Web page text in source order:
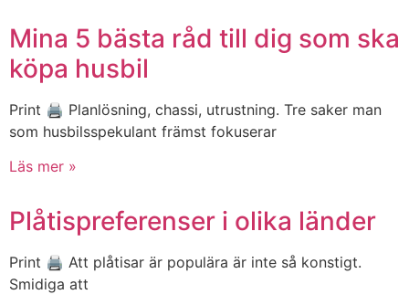
Mina 5 bästa råd till dig som ska
köpa husbil
Print 🖨 Planlösning, chassi, utrustning. Tre saker man
som husbilsspekulant främst fokuserar
Läs mer »
Plåtispreferenser i olika länder
Print 🖨 Att plåtisar är populära är inte så konstigt.
Smidiga att